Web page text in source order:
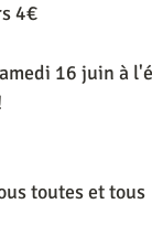
4€
16 juin à
toutes et tous